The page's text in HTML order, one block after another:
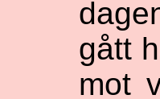
gått
mot